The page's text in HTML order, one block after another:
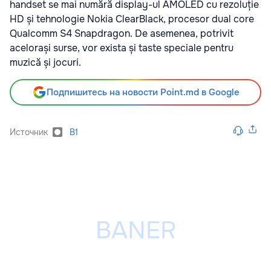
handset se mai numără display-ul AMOLED cu rezoluție
HD și tehnologie Nokia ClearBlack, procesor dual core
Qualcomm S4 Snapdragon. De asemenea, potrivit
acelorași surse, vor exista și taste speciale pentru
muzică și jocuri.
Подпишитесь на новости Point.md в Google
Источник B1